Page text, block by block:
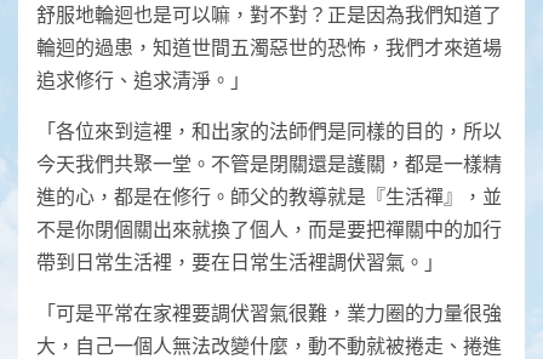
舒服地輪迴也是可以嘛，對不對？正是因為我們知道了
輪迴的過患，知道世間五濁惡世的恐怖，我們才來道場
追求修行、追求清淨。」
「各位來到這裡，和出家的法師們是同樣的目的，所以
今天我們共聚一堂。不管是閉關還是護關，都是一樣精
進的心，都是在修行。師父的教導就是『生活禪』，並
不是你閉個關出來就換了個人，而是要把禪關中的加行
帶到日常生活裡，要在日常生活裡調伏習氣。」
「可是平常在家裡要調伏習氣很難，業力圈的力量很強
大，自己一個人無法改變什麼，動不動就被捲走、捲進